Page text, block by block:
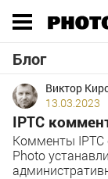
Блог
Виктор
13.03.2023
IPTC
Комменты
Photo